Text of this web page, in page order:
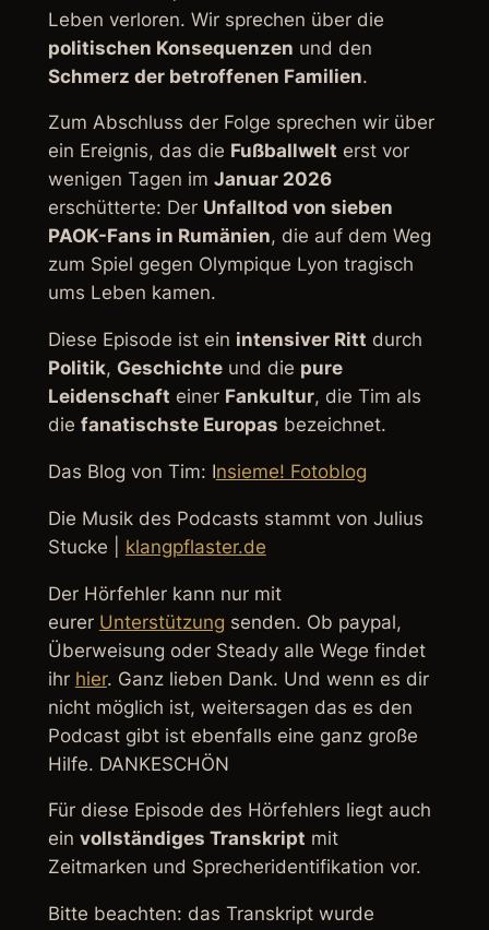
Leben verloren. Wir sprechen über die
politischen Konsequenzen und den
Schmerz der betroffenen Familien.
Zum Abschluss der Folge sprechen wir über
ein Ereignis, das die Fußballwelt erst vor
wenigen Tagen im Januar 2026
erschütterte: Der Unfalltod von sieben
PAOK-Fans in Rumänien, die auf dem Weg
zum Spiel gegen Olympique Lyon tragisch
ums Leben kamen.
Diese Episode ist ein intensiver Ritt durch
Politik, Geschichteund die pure
Leidenschaft einer Fankultur, die Tim als
die fanatischste Europas bezeichnet.
Das Blog von Tim: Insieme! Fotoblog
Die Musik des Podcasts stammt von Julius
Stucke | klangpflaster.de
Der Hörfehler kann nur mit
eurer Unterstützung senden. Ob paypal,
Überweisung oder Steady alle Wege findet
ihr hier. Ganz lieben Dank. Und wenn es dir
nicht möglich ist, weitersagen das es den
Podcast gibt ist ebenfalls eine ganz große
Hilfe. DANKESCHÖN
Für diese Episode des Hörfehlers liegt auch
ein vollständiges Transkript mit
Zeitmarken und Sprecheridentifikation vor.
Bitte beachten: das Transkript wurde